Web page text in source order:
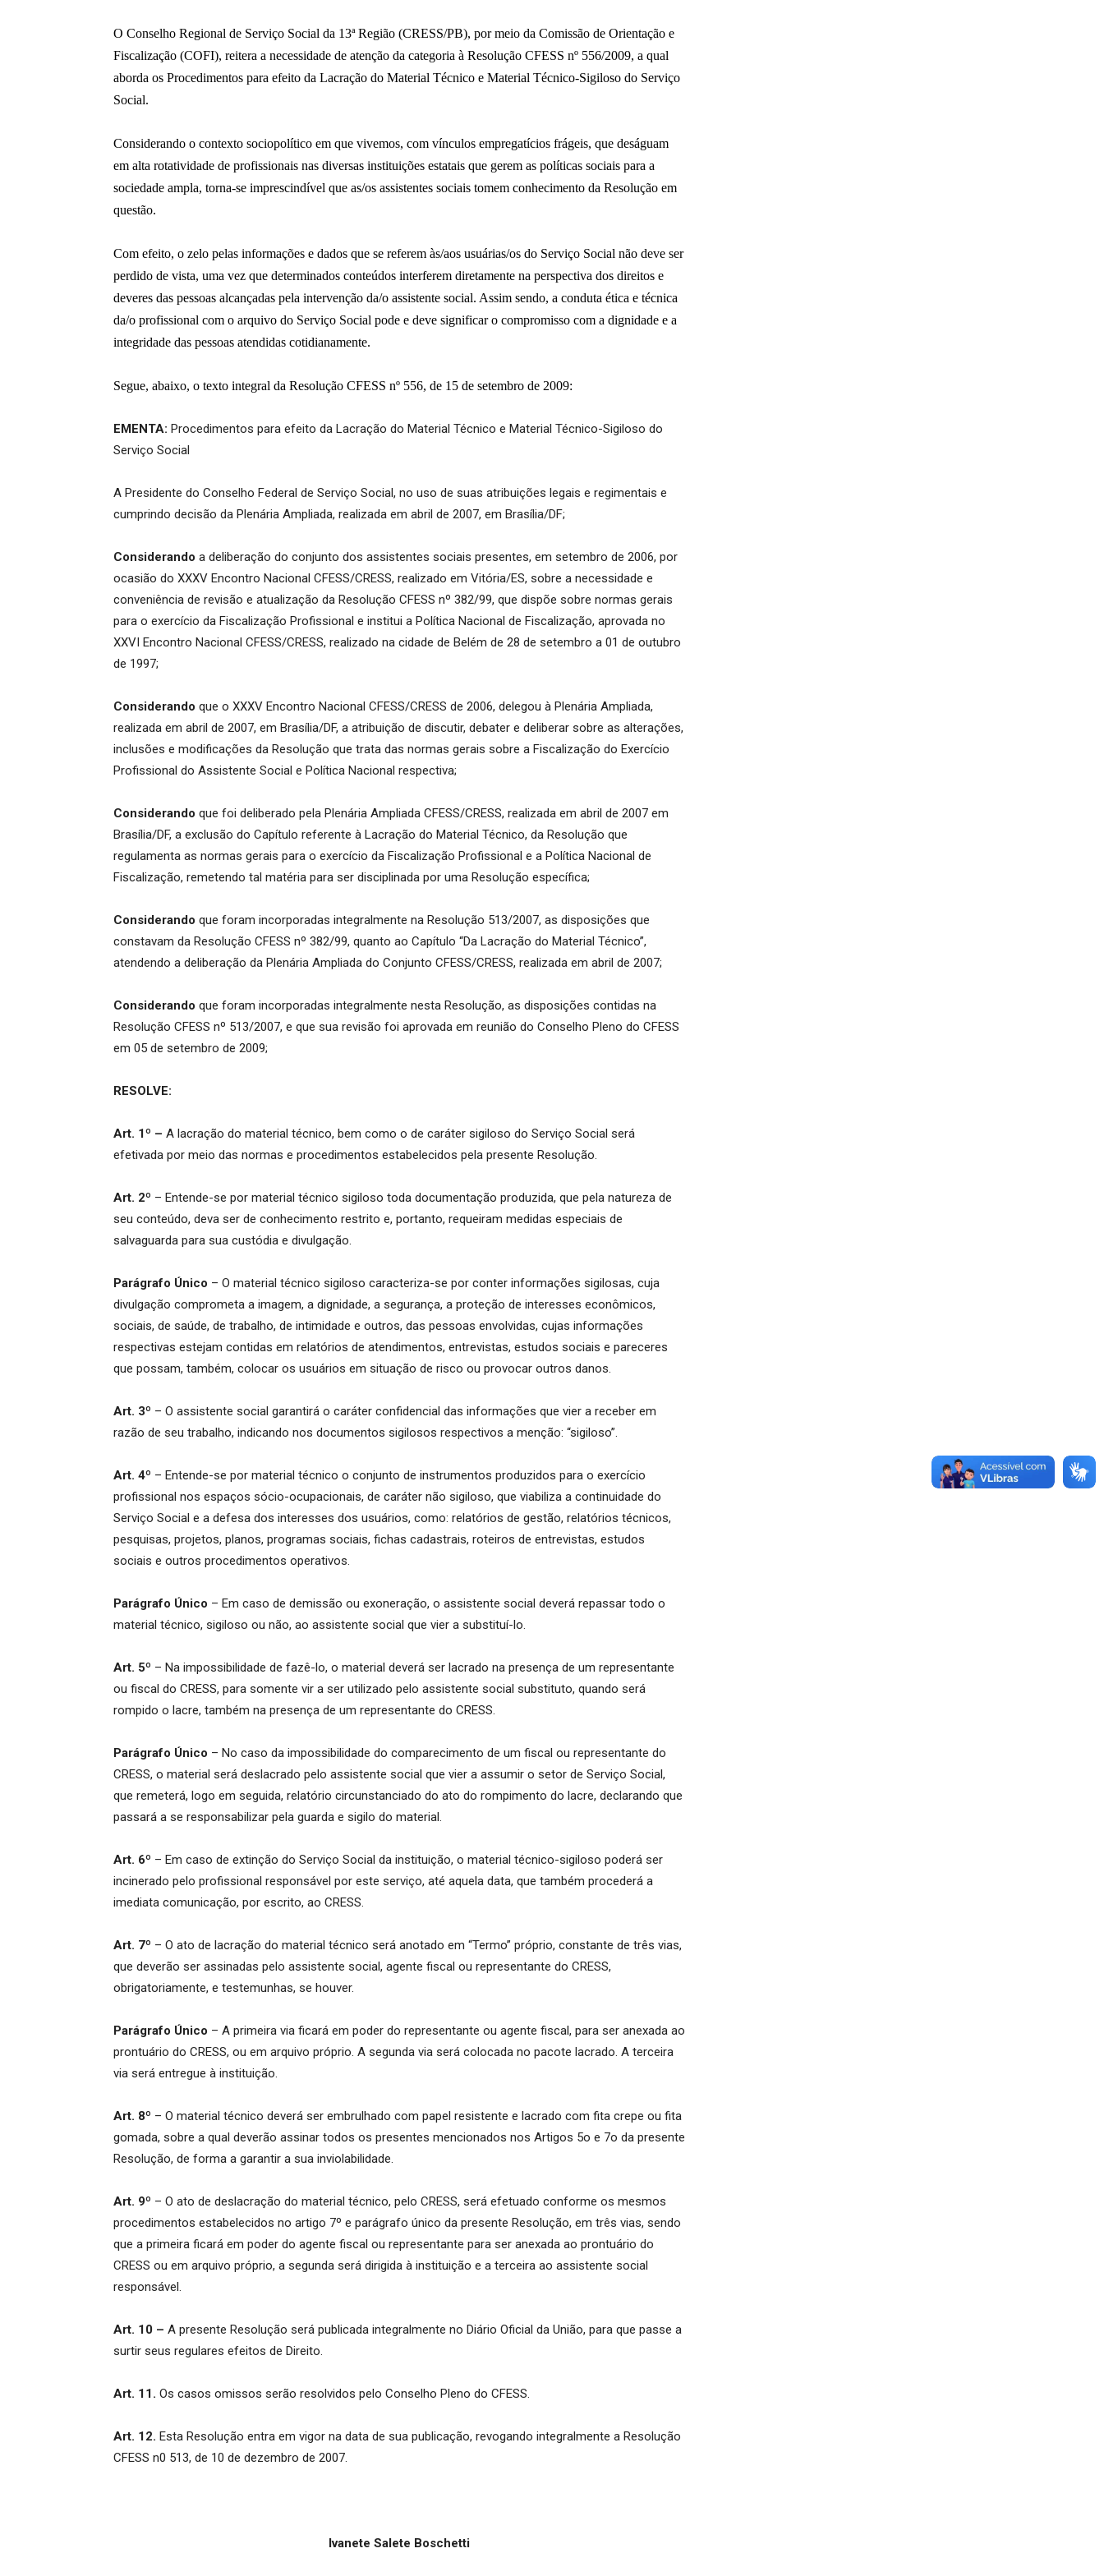
O Conselho Regional de Serviço Social da 13ª Região (CRESS/PB), por meio da Comissão de Orientação e
Fiscalização (COFI), reitera a necessidade de atenção da categoria à Resolução CFESS nº 556/2009, a qual
aborda os Procedimentos para efeito da Lacração do Material Técnico e Material Técnico-Sigiloso do Serviço
Social.
Considerando o contexto sociopolítico em que vivemos, com vínculos empregatícios frágeis, que deságuam
em alta rotatividade de profissionais nas diversas instituições estatais que gerem as políticas sociais para a
sociedade ampla, torna-se imprescindível que as/os assistentes sociais tomem conhecimento da Resolução em
questão.
Com efeito, o zelo pelas informações e dados que se referem às/aos usuárias/os do Serviço Social não deve ser
perdido de vista, uma vez que determinados conteúdos interferem diretamente na perspectiva dos direitos e
deveres das pessoas alcançadas pela intervenção da/o assistente social. Assim sendo, a conduta ética e técnica
da/o profissional com o arquivo do Serviço Social pode e deve significar o compromisso com a dignidade e a
integridade das pessoas atendidas cotidianamente.
Segue, abaixo, o texto integral da Resolução CFESS nº 556, de 15 de setembro de 2009:
EMENTA: Procedimentos para efeito da Lacração do Material Técnico e Material Técnico-Sigiloso do
Serviço Social
A Presidente do Conselho Federal de Serviço Social, no uso de suas atribuições legais e regimentais e
cumprindo decisão da Plenária Ampliada, realizada em abril de 2007, em Brasília/DF;
Considerando a deliberação do conjunto dos assistentes sociais presentes, em setembro de 2006, por
ocasião do XXXV Encontro Nacional CFESS/CRESS, realizado em Vitória/ES, sobre a necessidade e
conveniência de revisão e atualização da Resolução CFESS nº 382/99, que dispõe sobre normas gerais
para o exercício da Fiscalização Profissional e institui a Política Nacional de Fiscalização, aprovada no
XXVI Encontro Nacional CFESS/CRESS, realizado na cidade de Belém de 28 de setembro a 01 de outubro
de 1997;
Considerando que o XXXV Encontro Nacional CFESS/CRESS de 2006, delegou à Plenária Ampliada,
realizada em abril de 2007, em Brasília/DF, a atribuição de discutir, debater e deliberar sobre as alterações,
inclusões e modificações da Resolução que trata das normas gerais sobre a Fiscalização do Exercício
Profissional do Assistente Social e Política Nacional respectiva;
Considerando que foi deliberado pela Plenária Ampliada CFESS/CRESS, realizada em abril de 2007 em
Brasília/DF, a exclusão do Capítulo referente à Lacração do Material Técnico, da Resolução que
regulamenta as normas gerais para o exercício da Fiscalização Profissional e a Política Nacional de
Fiscalização, remetendo tal matéria para ser disciplinada por uma Resolução específica;
Considerando que foram incorporadas integralmente na Resolução 513/2007, as disposições que
constavam da Resolução CFESS nº 382/99, quanto ao Capítulo “Da Lacração do Material Técnico”,
atendendo a deliberação da Plenária Ampliada do Conjunto CFESS/CRESS, realizada em abril de 2007;
Considerando que foram incorporadas integralmente nesta Resolução, as disposições contidas na
Resolução CFESS nº 513/2007, e que sua revisão foi aprovada em reunião do Conselho Pleno do CFESS
em 05 de setembro de 2009;
RESOLVE:
Art. 1º – A lacração do material técnico, bem como o de caráter sigiloso do Serviço Social será
efetivada por meio das normas e procedimentos estabelecidos pela presente Resolução.
Art. 2º – Entende-se por material técnico sigiloso toda documentação produzida, que pela natureza de
seu conteúdo, deva ser de conhecimento restrito e, portanto, requeiram medidas especiais de
salvaguarda para sua custódia e divulgação.
Parágrafo Único – O material técnico sigiloso caracteriza-se por conter informações sigilosas, cuja
divulgação comprometa a imagem, a dignidade, a segurança, a proteção de interesses econômicos,
sociais, de saúde, de trabalho, de intimidade e outros, das pessoas envolvidas, cujas informações
respectivas estejam contidas em relatórios de atendimentos, entrevistas, estudos sociais e pareceres
que possam, também, colocar os usuários em situação de risco ou provocar outros danos.
Art. 3º – O assistente social garantirá o caráter confidencial das informações que vier a receber em
razão de seu trabalho, indicando nos documentos sigilosos respectivos a menção: “sigiloso”.
Art. 4º – Entende-se por material técnico o conjunto de instrumentos produzidos para o exercício
profissional nos espaços sócio-ocupacionais, de caráter não sigiloso, que viabiliza a continuidade do
Serviço Social e a defesa dos interesses dos usuários, como: relatórios de gestão, relatórios técnicos,
pesquisas, projetos, planos, programas sociais, fichas cadastrais, roteiros de entrevistas, estudos
sociais e outros procedimentos operativos.
Parágrafo Único – Em caso de demissão ou exoneração, o assistente social deverá repassar todo o
material técnico, sigiloso ou não, ao assistente social que vier a substituí-lo.
Art. 5º – Na impossibilidade de fazê-lo, o material deverá ser lacrado na presença de um representante
ou fiscal do CRESS, para somente vir a ser utilizado pelo assistente social substituto, quando será
rompido o lacre, também na presença de um representante do CRESS.
Parágrafo Único – No caso da impossibilidade do comparecimento de um fiscal ou representante do
CRESS, o material será deslacrado pelo assistente social que vier a assumir o setor de Serviço Social,
que remeterá, logo em seguida, relatório circunstanciado do ato do rompimento do lacre, declarando que
passará a se responsabilizar pela guarda e sigilo do material.
Art. 6º – Em caso de extinção do Serviço Social da instituição, o material técnico-sigiloso poderá ser
incinerado pelo profissional responsável por este serviço, até aquela data, que também procederá a
imediata comunicação, por escrito, ao CRESS.
Art. 7º – O ato de lacração do material técnico será anotado em “Termo” próprio, constante de três vias,
que deverão ser assinadas pelo assistente social, agente fiscal ou representante do CRESS,
obrigatoriamente, e testemunhas, se houver.
Parágrafo Único – A primeira via ficará em poder do representante ou agente fiscal, para ser anexada ao
prontuário do CRESS, ou em arquivo próprio. A segunda via será colocada no pacote lacrado. A terceira
via será entregue à instituição.
Art. 8º – O material técnico deverá ser embrulhado com papel resistente e lacrado com fita crepe ou fita
gomada, sobre a qual deverão assinar todos os presentes mencionados nos Artigos 5o e 7o da presente
Resolução, de forma a garantir a sua inviolabilidade.
Art. 9º – O ato de deslacração do material técnico, pelo CRESS, será efetuado conforme os mesmos
procedimentos estabelecidos no artigo 7º e parágrafo único da presente Resolução, em três vias, sendo
que a primeira ficará em poder do agente fiscal ou representante para ser anexada ao prontuário do
CRESS ou em arquivo próprio, a segunda será dirigida à instituição e a terceira ao assistente social
responsável.
Art. 10 – A presente Resolução será publicada integralmente no Diário Oficial da União, para que passe a
surtir seus regulares efeitos de Direito.
Art. 11. Os casos omissos serão resolvidos pelo Conselho Pleno do CFESS.
Art. 12. Esta Resolução entra em vigor na data de sua publicação, revogando integralmente a Resolução
CFESS n0 513, de 10 de dezembro de 2007.
Ivanete Salete Boschetti